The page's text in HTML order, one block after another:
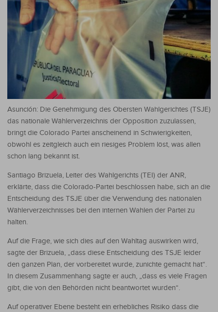
Asunción: Die Genehmigung des Obersten Wahlgerichtes (TSJE)
das nationale Wählerverzeichnis der Opposition zuzulassen,
bringt die Colorado Partei anscheinend in Schwierigkeiten,
obwohl es zeitgleich auch ein riesiges Problem löst, was allen
schon lang bekannt ist.
Santiago Brizuela, Leiter des Wahlgerichts (TEI) der ANR,
erklärte, dass die Colorado-Partei beschlossen habe, sich an die
Entscheidung des TSJE über die Verwendung des nationalen
Wählerverzeichnisses bei den internen Wahlen der Partei zu
halten.
Auf die Frage, wie sich dies auf den Wahltag auswirken wird,
sagte der Brizuela, „dass diese Entscheidung des TSJE leider
den ganzen Plan, der vorbereitet wurde, zunichte gemacht hat“.
In diesem Zusammenhang sagte er auch, „dass es viele Fragen
gibt, die von den Behörden nicht beantwortet wurden“.
Auf operativer Ebene besteht ein erhebliches Risiko dass die